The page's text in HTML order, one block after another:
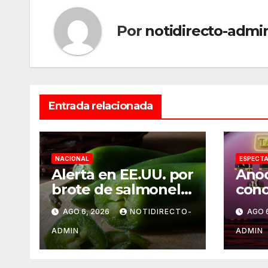
Por notidirecto-
Entrada relacionada
NACIONAL
Alerta en EE.UU. por
brote de salmonela
ligado a jalapeños
mexicanos;
reportan 345 casos
AGO 6, 2026 NOTIDIRECTO-
ADMIN
AGO
ADMIN